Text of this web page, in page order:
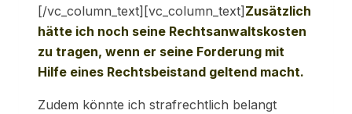
[/vc_column_text][vc_column_text] Zusätzlich
hätte ich noch seine Rechtsanwaltskosten
zu tragen, wenn er seine Forderung mit
Hilfe eines Rechtsbeistand geltend macht.
Zudem könnte ich strafrechtlich belangt